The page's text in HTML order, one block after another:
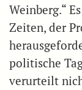
Weinberg.“
Zeiten, der
politische
verurteilt